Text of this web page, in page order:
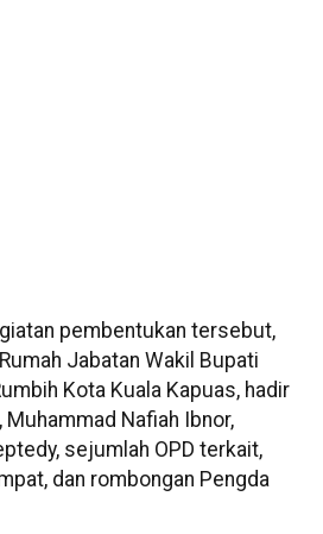
pembentukan tersebut,
Jabatan Wakil Bupati
Kota Kuala Kapuas, hadir
Nafiah Ibnor,
sejumlah OPD terkait,
dan rombongan Pengda